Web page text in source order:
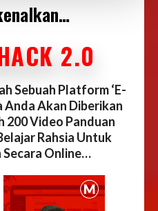
2.0
Sebuah Platform ‘E-
Anda Akan Diberikan
200 Video Panduan
Rahsia Untuk
Secara Online…